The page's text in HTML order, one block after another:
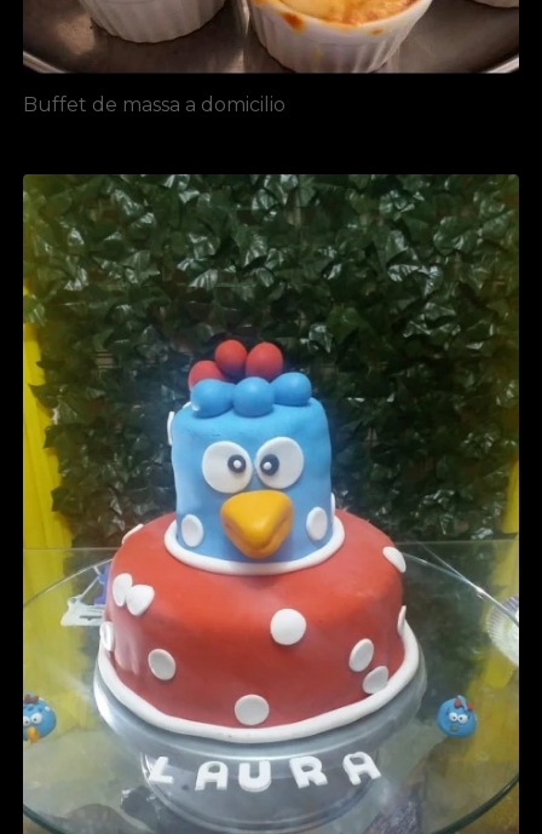
Buffet de massa a domicilio